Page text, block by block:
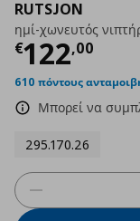
RUTSJON
ημί-χωνευτός
€122,00
610 πόντους
Μπορεί να
295.170.26